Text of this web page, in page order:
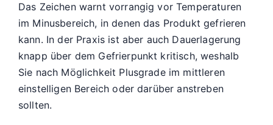
Das Zeichen warnt vorrangig vor Temperaturen
im Minusbereich, in denen das Produkt gefrieren
kann. In der Praxis ist aber auch Dauerlagerung
knapp über dem Gefrierpunkt kritisch, weshalb
Sie nach Möglichkeit Plusgrade im mittleren
einstelligen Bereich oder darüber anstreben
sollten.